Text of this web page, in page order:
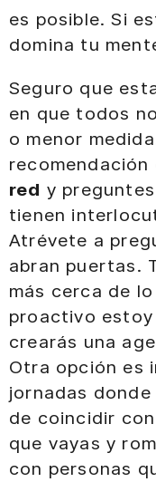
es posible. Si
domina tu
Seguro que
en que todos
o menor
recomendación
red y
tienen
Atrévete a
abran puertas.
más cerca de
proactivo
crearás una
Otra opción es
jornadas
de coincidir
que vayas y
con personas